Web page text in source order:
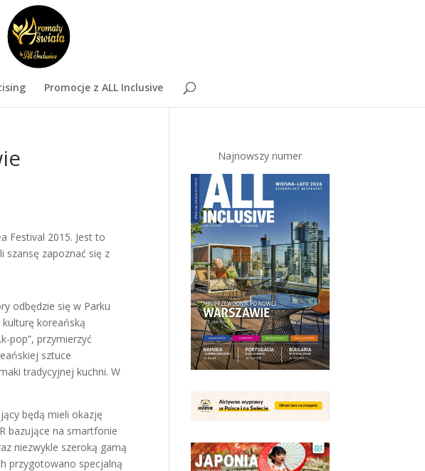
Promocje z ALL Inclusive
Festival 2015. Jest to
szansę zapoznać się z
odbędzie się w Parku
koreańską
pop”, przymierzyć
sztuce
tradycyjnej kuchni. W
będą mieli okazję
bazujące na smartfonie
niezwykle szeroką gamą
przygotowano specjalną
Najnowszy numer